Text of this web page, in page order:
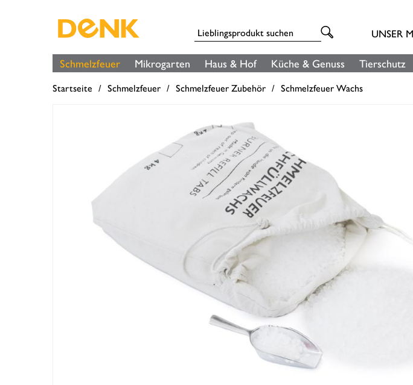
UNSER
Schmelzfeuer Mikrogarten Haus & Hof Küche & Genuss Tierschutz
Startseite Schmelzfeuer Schmelzfeuer Zubehör Schmelzfeuer Wachs